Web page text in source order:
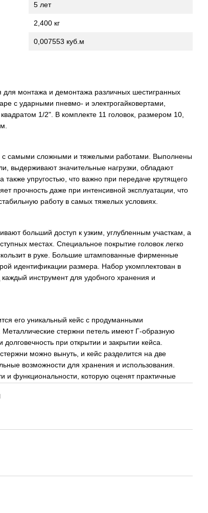
5 лет
2,400 кг
0,007553 куб.м
для монтажа и демонтажа различных шестигранных
с ударными пневмо- и электрогайковертами,
1/2". В комплекте 11 головок, размером 10,
с самыми сложными и тяжелыми работами. Выполнены
выдерживают значительные нагрузки, обладают
упругостью, что важно при передаче крутящего
прочность даже при интенсивной эксплуатации, что
работу в самых тяжелых условиях.
больший доступ к узким, углубленным участкам, а
местах. Специальное покрытие головок легко
в руке. Большие штампованные фирменные
идентификации размера. Набор укомплектован в
инструмент для удобного хранения и
его уникальный кейс с продуманными
стержни петель имеют Г-образную
при открытии и закрытии кейса.
можно вынуть, и кейс разделится на две
возможности для хранения и использования.
и функциональности, которую оценят практичные